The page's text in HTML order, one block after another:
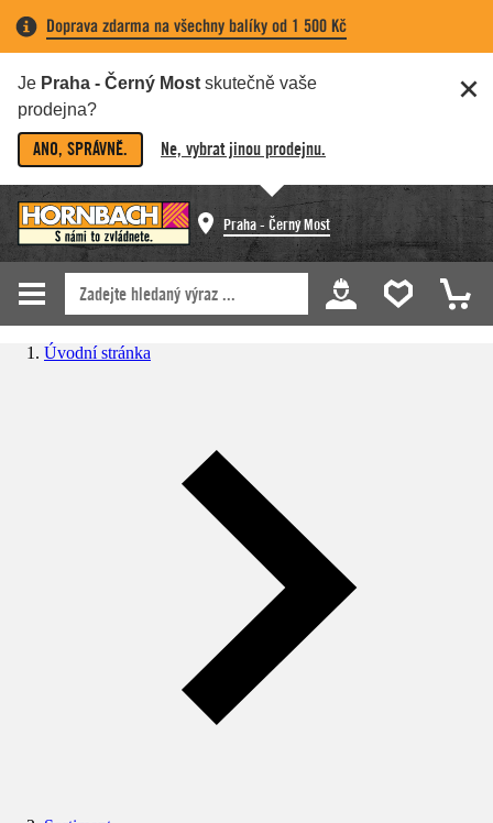
Doprava zdarma na všechny balíky od 1 500 Kč
Je Praha - Černý Most skutečně vaše
prodejna?
ANO, SPRÁVNĚ. Ne, vybrat jinou prodejnu.
Praha - Černý Most
Úvodní stránka